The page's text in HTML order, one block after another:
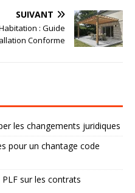
SUIVANT
: Guide
Conforme
les changements juridiques
pour un chantage code
sur les contrats